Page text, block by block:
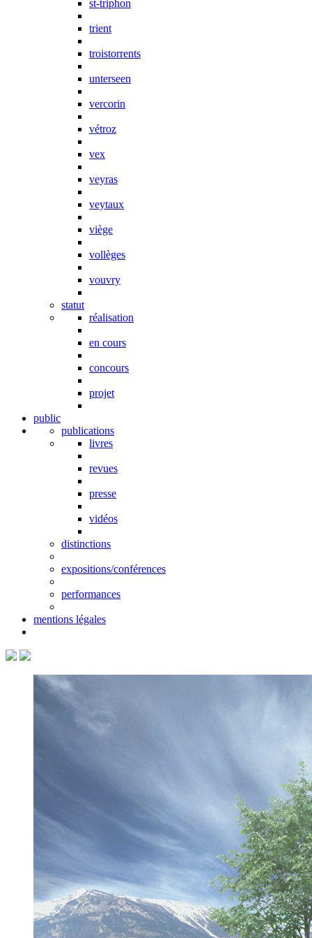
st-triphon
trient
troistorrents
unterseen
vercorin
vétroz
vex
veyras
veytaux
viège
vollèges
vouvry
statut
réalisation
en cours
concours
projet
public
publications
livres
revues
presse
vidéos
distinctions
expositions/conférences
performances
mentions légales